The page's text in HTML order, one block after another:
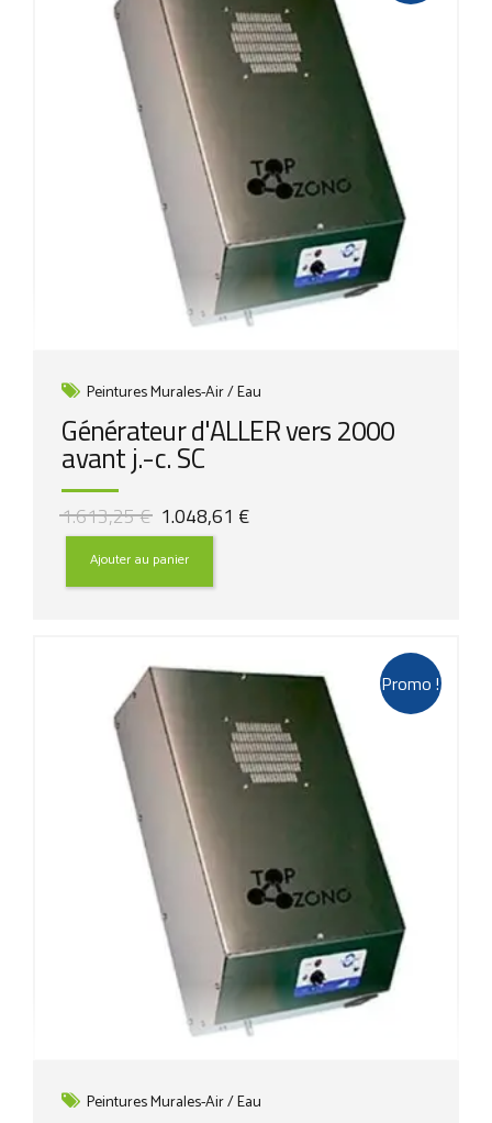
Peintures Murales-Air / Eau
Générateur d'ALLER vers 2000
avant j.-c. SC
1.613,25€ Le
prix
initial
était :
1.048,61 €Le
Ajouter au panier
Promo !
Peintures Murales-Air / Eau